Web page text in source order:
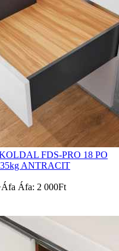
FDS-PRO 18 PO
ANTRACIT
Áfa: 2 000Ft